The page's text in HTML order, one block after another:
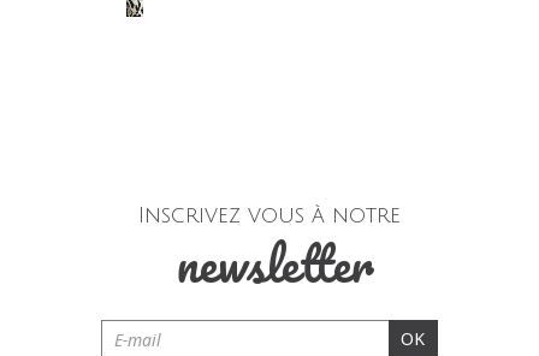
Inscrivez vous à notre
newsletter
OK